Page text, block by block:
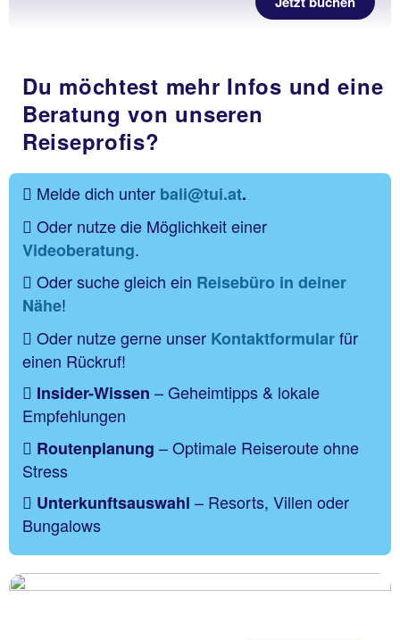
Du möchtest mehr Infos und eine
Beratung von unseren
Reiseprofis?
Melde dich unter bali@tui.at.
Oder nutze die Möglichkeit einer
Videoberatung.
Oder suche gleich ein Reisebüro in deiner
Nähe!
Oder nutze gerne unser Kontaktformularfür
einen Rückruf!
Insider-Wissen – Geheimtipps & lokale
Empfehlungen
Routenplanung – Optimale Reiseroute ohne
Stress
Unterkunftsauswahl – Resorts, Villen oder
Bungalows